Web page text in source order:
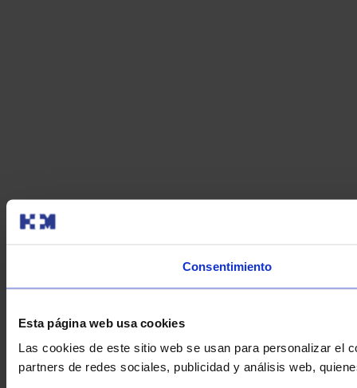
Consentimiento
Esta página web usa cookies
Las cookies de este sitio web se usan para personalizar el
partners de redes sociales, publicidad y análisis web,